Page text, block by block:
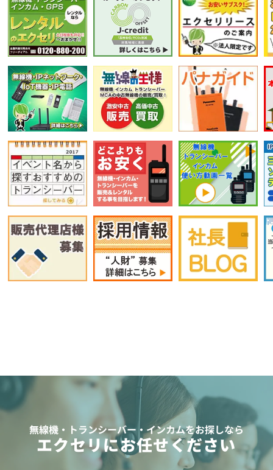
無線機・トランシーバー・インカムをお探しなら
エクセリにお任せください